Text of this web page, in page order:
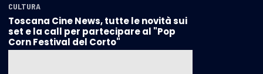
CULTURA
Toscana Cine News, tutte le novità sui
set e la call per partecipare al "Pop
Corn Festival del Corto"